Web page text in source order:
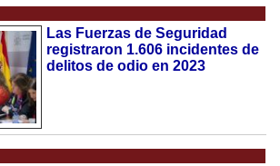
Las Fuerzas de Seguridad
registraron 1.606 incidentes de
delitos de odio en 2023